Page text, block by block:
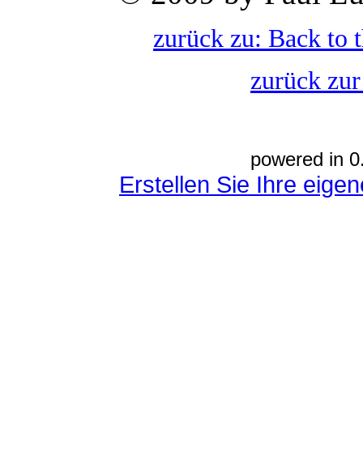
zurück zu: Back to
zurück
powered in
Erstellen Sie Ihre